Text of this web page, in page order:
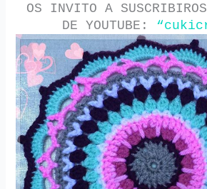
OS INVITO A
DE YOUTUBE: